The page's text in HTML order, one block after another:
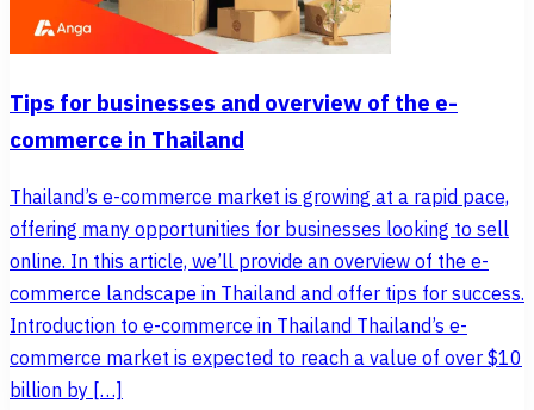
Tips for businesses and overview of the e-
commerce in Thailand
Thailand’s e-commerce market is growing at a rapid pace,
offering many opportunities for businesses looking to sell
online. In this article, we’ll provide an overview of the e-
commerce landscape in Thailand and offer tips for success.
Introduction to e-commerce in Thailand Thailand’s e-
commerce market is expected to reach a value of over $10
billion by […]